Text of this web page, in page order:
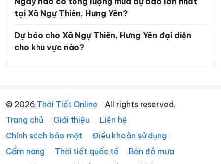
Xã Nam Thụy Anh Xã Nam Tiền Hải
Xã Nam Tiên Hưng Xã Nghĩa Dân
Xã Nghĩa Trụ Xã Ngọc Lâm
Xã Phạm Ngũ Lão Xã Phụ Dực
Xã Phụng Công Xã Quang Hưng
Xã Quang Lịch Xã Quỳnh An
Xã Quỳnh Phụ Xã Tân Hưng
tại Xã Ngự Thiên, Hưng Yên?
Dự báo cho Xã Ngự Thiên, Hưng Yên đại diện
cho khu vực nào?
© 2026 Thời Tiết Online
All rights reserved.
Trang chủ
Giới thiệu
Liên hệ
Chính sách bảo mật
Điều khoản sử dụng
Cẩm nang
Thời tiết quốc tế
Bản đồ mưa